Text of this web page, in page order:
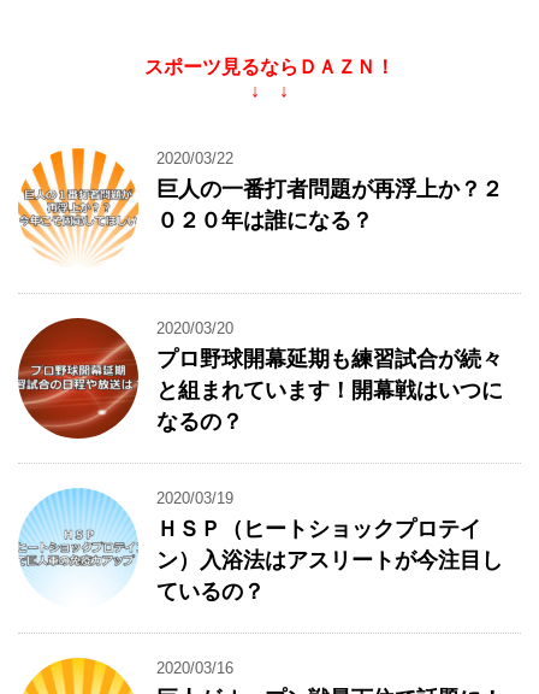
スポーツ見るならＤＡＺＮ！
↓ ↓
2020/03/22
巨人の一番打者問題が再浮上か？２
０２０年は誰になる？
2020/03/20
プロ野球開幕延期も練習試合が続々
と組まれています！開幕戦はいつに
なるの？
2020/03/19
ＨＳＰ（ヒートショックプロテイ
ン）入浴法はアスリートが今注目し
ているの？
2020/03/16